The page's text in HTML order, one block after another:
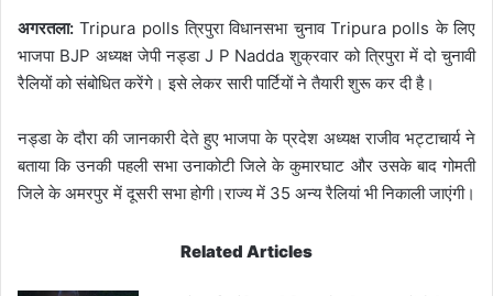
अगरतला:Tripura polls त्रिपुरा विधानसभा चुनाव Tripura polls के लिए
भाजपा BJP अध्यक्ष जेपी नड्डा J P Nadda शुक्रवार को त्रिपुरा में दो चुनावी
रैलियों को संबोधित करेंगे। इसे लेकर सारी पार्टियों ने तैयारी शुरू कर दी है।
नड्डा के दौरा की जानकारी देते हुए भाजपा के प्रदेश अध्यक्ष राजीव भट्टाचार्य ने
बताया कि उनकी पहली सभा उनाकोटी जिले के कुमारघाट और उसके बाद गोमती
जिले के अमरपुर में दूसरी सभा होगी।राज्य में 35 अन्य रैलियां भी निकाली जाएंगी।
Related Articles